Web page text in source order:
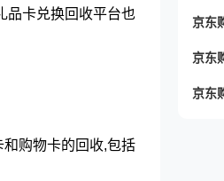
品卡兑换回收平台也
购物卡的回收,包括
京东
京东
京东